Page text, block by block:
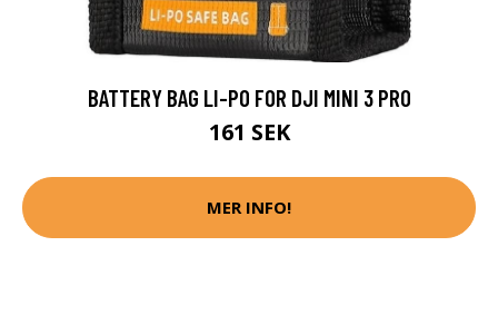
BATTERY BAG LI-PO FOR DJI MINI 3 PRO
161 SEK
MER INFO!